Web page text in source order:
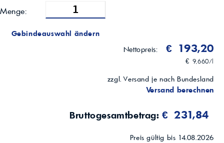
Menge:
Gebindeauswahl ändern
Nettopreis:
€ 193,20
€ 9,660/l
zzgl. Versand je nach Bundesland
Versand berechnen
Bruttogesamtbetrag:€ 231,84
Preis gültig bis 14.08.2026